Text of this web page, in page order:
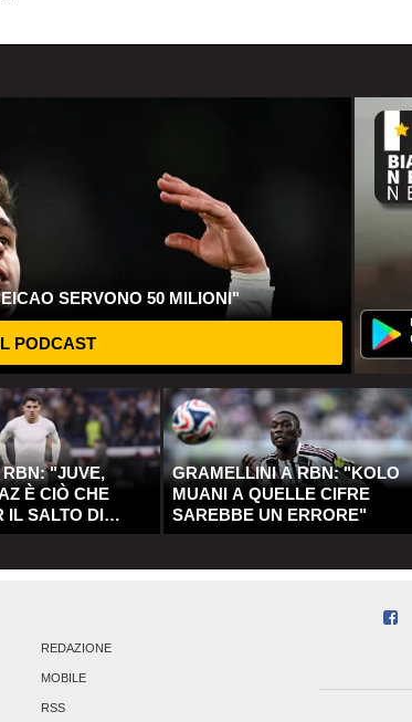
SERVONO 50 MILIONI"
PODCAST
"JUVE,
È CIÒ CHE
IL SALTO DI
GRAMELLINI A RBN: "KOLO
MUANI A QUELLE CIFRE
SAREBBE UN ERRORE"
REDAZIONE
MOBILE
RSS